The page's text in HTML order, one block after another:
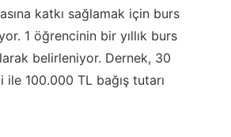
katkı sağlamak için burs
1 öğrencinin bir yıllık burs
belirleniyor. Dernek, 30
ile 100.000 TL bağış tutarı